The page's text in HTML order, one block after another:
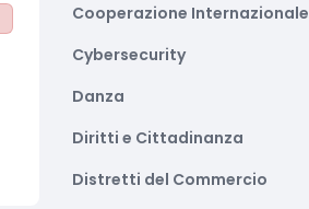
Cooperazione Internazionale
Cybersecurity
Danza
Diritti e Cittadinanza
Distretti del Commercio